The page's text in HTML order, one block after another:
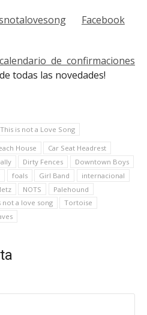
Facebook
calendario de confirmaciones
todas las novedades!
This is not a Love Song
House
Car Seat Headrest
Dirty Fences
Downtown Boys
foals Girl Band
internacional
NOTS
Palehound
not a love song
Tortoise